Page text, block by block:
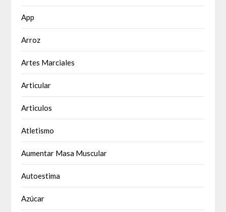
App
Arroz
Artes Marciales
Articular
Articulos
Atletismo
Aumentar Masa Muscular
Autoestima
Azúcar